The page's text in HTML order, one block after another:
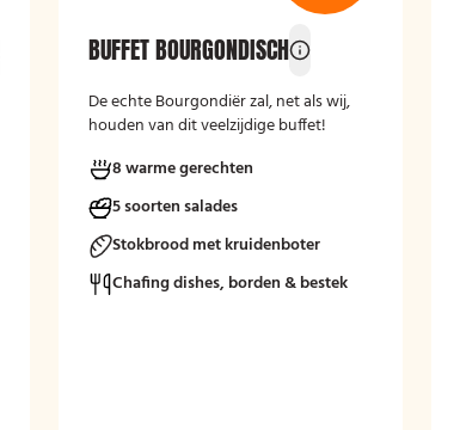
BUFFET BOURGONDISCH
De echte Bourgondiër zal, net als wij,
houden van dit veelzijdige buffet!
8 warme gerechten
5 soorten salades
Stokbrood met kruidenboter
Chafing dishes, borden & bestek